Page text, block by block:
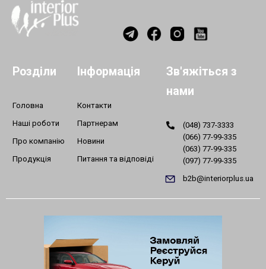
Розділи
Головна
Наші роботи
Про компанію
Продукція
Інформація
Контакти
Партнерам
Новини
Питання та відповіді
Зв'яжіться з
нами
(048) 737-3333
(066) 77-99-335
(063) 77-99-335
(097) 77-99-335
b2b@interiorplus.ua